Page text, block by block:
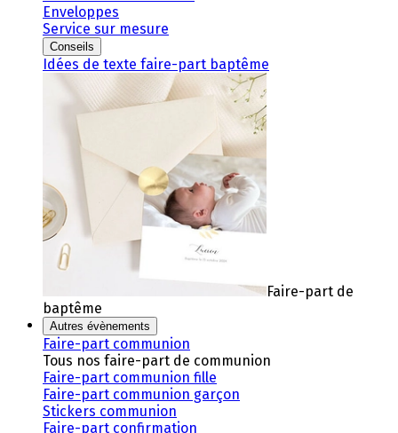
Enveloppes
Service sur mesure
Conseils
Idées de texte faire-part baptême
Faire-part de
baptême
Autres évènements
Faire-part communion
Tous nos faire-part de communion
Faire-part communion fille
Faire-part communion garçon
Stickers communion
Faire-part confirmation